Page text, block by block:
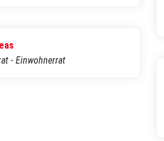
- Einwohnerrat